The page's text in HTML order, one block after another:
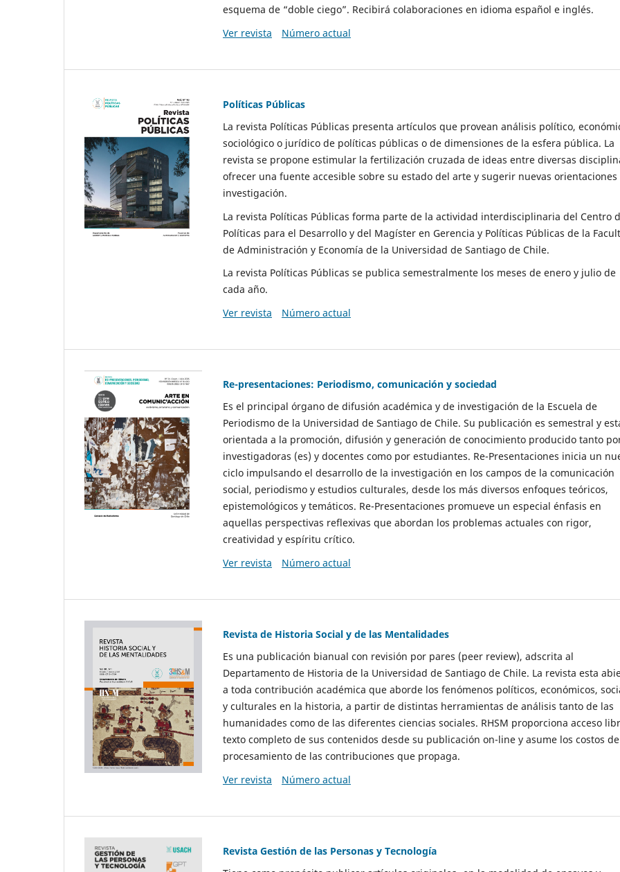
esquema de “doble ciego”. Recibirá colaboraciones en idioma español e inglés.
Ver revista
Número actual
Políticas Públicas
La revista Políticas Públicas presenta artículos que provean análisis político,
sociológico o jurídico de políticas públicas o de dimensiones de la esfera pública. La
revista se propone estimular la fertilización cruzada de ideas entre diversas
ofrecer una fuente accesible sobre su estado del arte y sugerir nuevas orientaciones
investigación.
La revista Políticas Públicas forma parte de la actividad interdisciplinaria del Centro
Políticas para el Desarrollo y del Magíster en Gerencia y Políticas Públicas de la
de Administración y Economía de la Universidad de Santiago de Chile.
La revista Políticas Públicas se publica semestralmente los meses de enero y julio de
cada año.
Ver revista
Número actual
Re-presentaciones: Periodismo, comunicación y sociedad
Es el principal órgano de difusión académica y de investigación de la Escuela de
Periodismo de la Universidad de Santiago de Chile. Su publicación es semestral y
orientada a la promoción, difusión y generación de conocimiento producido tanto
investigadoras (es) y docentes como por estudiantes. Re-Presentaciones inicia un
ciclo impulsando el desarrollo de la investigación en los campos de la comunicación
social, periodismo y estudios culturales, desde los más diversos enfoques teóricos,
epistemológicos y temáticos. Re-Presentaciones promueve un especial énfasis en
aquellas perspectivas reflexivas que abordan los problemas actuales con rigor,
creatividad y espíritu crítico.
Ver revista
Número actual
Revista de Historia Social y de las Mentalidades
Es una publicación bianual con revisión por pares (peer review), adscrita al
Departamento de Historia de la Universidad de Santiago de Chile. La revista esta
a toda contribución académica que aborde los fenómenos políticos, económicos,
y culturales en la historia, a partir de distintas herramientas de análisis tanto de las
humanidades como de las diferentes ciencias sociales. RHSM proporciona acceso
texto completo de sus contenidos desde su publicación on-line y asume los costos de
procesamiento de las contribuciones que propaga.
Ver revista
Número actual
Revista Gestión de las Personas y Tecnología